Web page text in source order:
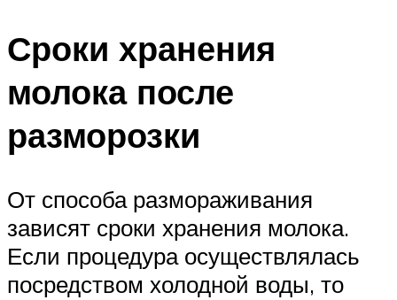
Сроки хранения
молока после
разморозки
От способа размораживания
зависят сроки хранения молока.
Если процедура осуществлялась
посредством холодной воды, то